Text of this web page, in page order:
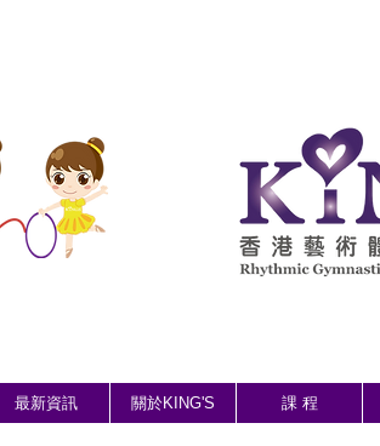
最新資訊 關於KING'S 課 程